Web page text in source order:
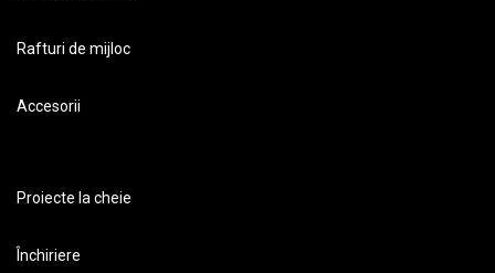
Rafturi de mijloc
Accesorii
Proiecte la cheie
Închiriere